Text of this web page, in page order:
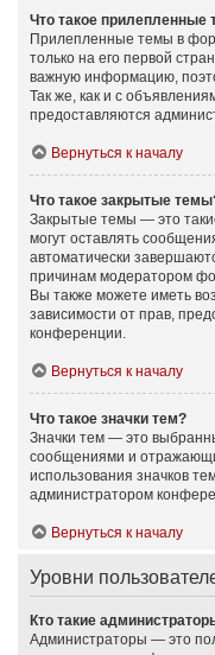
Что такое прилепленные
Прилепленные темы в
только на его первой
важную информацию,
Так же, как и с
предоставляются
Вернуться к началу
Что такое закрытые
Закрытые темы — это
могут оставлять
автоматически
причинам модератором
Вы также можете иметь
зависимости от прав,
конференции.
Вернуться к началу
Что такое значки тем?
Значки тем — это
сообщениями и
использования значков
администратором
Вернуться к началу
Уровни
Кто такие
Администраторы — это